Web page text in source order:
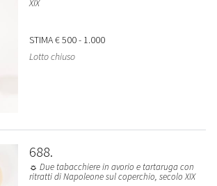
XIX
STIMA€ 500 - 1.000
Lotto chiuso
688
☼ Due tabacchiere in avorio e tartaruga con
ritratti di Napoleone sul coperchio, secolo XIX